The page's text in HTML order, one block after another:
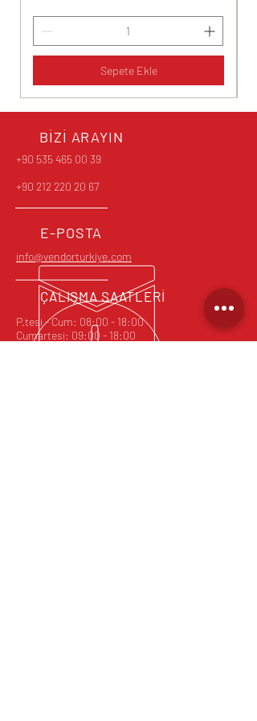
Sepete Ekle
BİZİ ARAYIN
+90 535 465 00 39
+90 212 220 20 67
E-POSTA
info@vendorturkiye.com
ÇALIŞMA SAATLERİ
P.tesi - Cum: 08:00 - 18:00
Cumartesi: 09:00 - 18:00